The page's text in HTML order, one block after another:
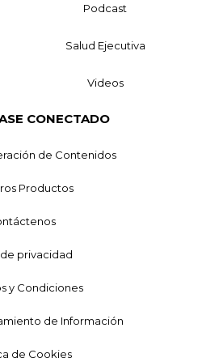
Podcast
Salud Ejecutiva
Videos
CONECTADO
de Contenidos
Productos
privacidad
y Condiciones
de Información
de Cookies